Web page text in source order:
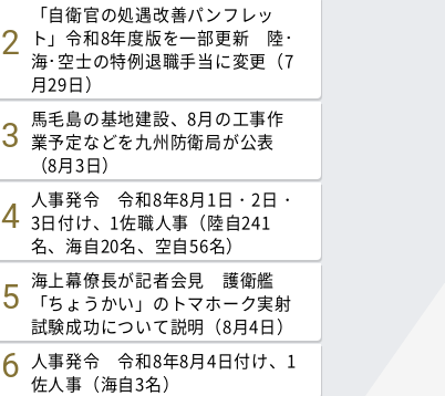
「自衛官の処遇改善パンフレッ
ト」令和8年度版を一部更新 陸･
海･空士の特例退職手当に変更（7
月29日）
馬毛島の基地建設、8月の工事作
業予定などを九州防衛局が公表
（8月3日）
人事発令 令和8年8月1日・2日・
3日付け、1佐職人事（陸自241
名、海自20名、空自56名）
海上幕僚長が記者会見 護衛艦
「ちょうかい」のトマホーク実射
試験成功について説明（8月4日）
人事発令 令和8年8月4日付け、1
佐人事（海自3名）